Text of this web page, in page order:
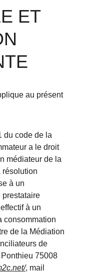
ET
au présent
du code de la
a le droit
médiateur de la
résolution
à un
prestataire
à un
consommation
de la Médiation
de
75008
, mail